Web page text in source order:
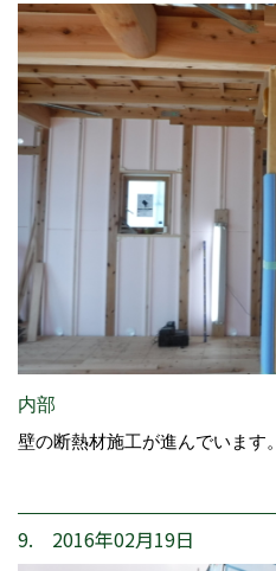
内部
壁の断熱材施工が進んでいます。
9. 2016年02月19日